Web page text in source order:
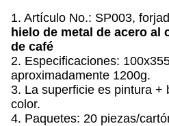
1. Artículo No.: SP003,
hielo de metal de acero al
de café
2. Especificaciones:
aproximadamente 1200g.
3. La superficie es pintura +
color.
4. Paquetes: 20 piezas/